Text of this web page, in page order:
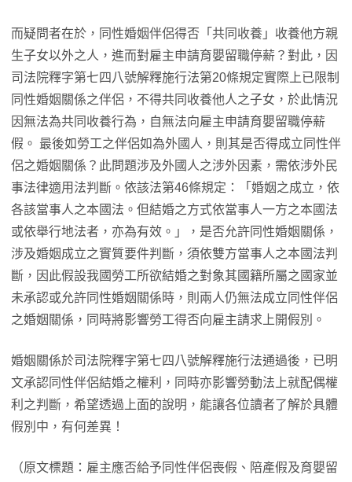
而疑問者在於，同性婚姻伴侶得否「共同收養」收養他方親
生子女以外之人，進而對雇主申請育嬰留職停薪？對此，因
司法院釋字第七四八號解釋施行法第20條規定實際上已限制
同性婚姻關係之伴侶，不得共同收養他人之子女，於此情況
因無法為共同收養行為，自無法向雇主申請育嬰留職停薪
假。 最後如勞工之伴侶如為外國人，則其是否得成立同性伴
侶之婚姻關係？此問題涉及外國人之涉外因素，需依涉外民
事法律適用法判斷。依該法第46條規定：「婚姻之成立，依
各該當事人之本國法。但結婚之方式依當事人一方之本國法
或依舉行地法者，亦為有效。」，是否允許同性婚姻關係，
涉及婚姻成立之實質要件判斷，須依雙方當事人之本國法判
斷，因此假設我國勞工所欲結婚之對象其國籍所屬之國家並
未承認或允許同性婚姻關係時，則兩人仍無法成立同性伴侶
之婚姻關係，同時將影響勞工得否向雇主請求上開假別。
婚姻關係於司法院釋字第七四八號解釋施行法通過後，已明
文承認同性伴侶結婚之權利，同時亦影響勞動法上就配偶權
利之判斷，希望透過上面的說明，能讓各位讀者了解於具體
假別中，有何差異！
（原文標題：雇主應否給予同性伴侶喪假、陪產假及育嬰留